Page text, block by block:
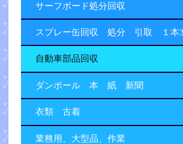
サーフボード処分回収
スプレー缶回収 処分 引取 １本
自動車部品回収
ダンボール 本 紙 新聞
衣類 古着
業務用、大型品、作業